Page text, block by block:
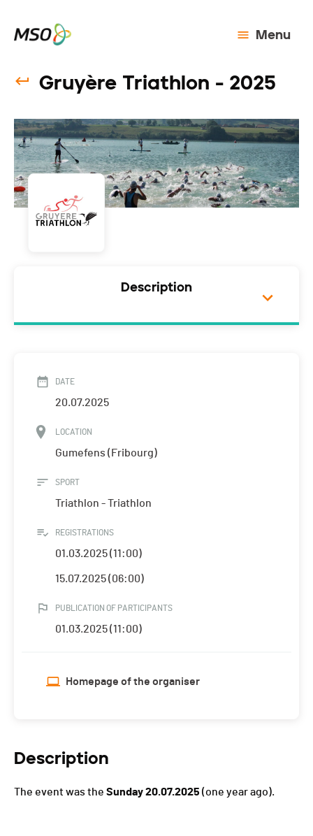
Menu
Gruyère Triathlon - 2025
Description
DATE
20.07.2025
LOCATION
Gumefens (Fribourg)
SPORT
Triathlon - Triathlon
REGISTRATIONS
01.03.2025 (11:00)
15.07.2025 (06:00)
PUBLICATION OF PARTICIPANTS
01.03.2025 (11:00)
Homepage of the organiser
Description
The event was the Sunday 20.07.2025 (one year ago).